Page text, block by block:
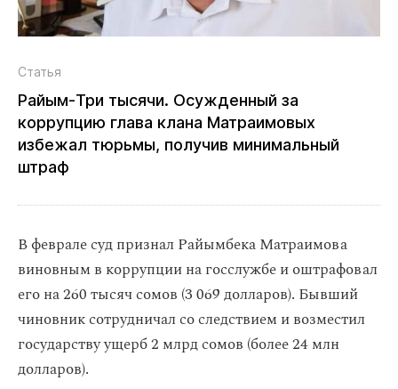
Статья
Райым‑Три тысячи. Осужденный за
коррупцию глава клана Матраимовых
избежал тюрьмы, получив минимальный
штраф
В феврале суд признал Райымбека Матраимова
виновным в коррупции на госслужбе и оштрафовал
его на 260 тысяч сомов (3 069 долларов). Бывший
чиновник сотрудничал со следствием и возместил
государству ущерб 2 млрд сомов (более 24 млн
долларов).